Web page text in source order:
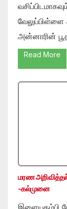
அன்னாரின்
Read More
மரண
-கல்முனை
இளையதம்பி